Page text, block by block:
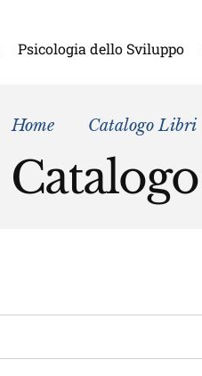
Psicologia dello Sviluppo
Home Catalogo Libri
Catalogo